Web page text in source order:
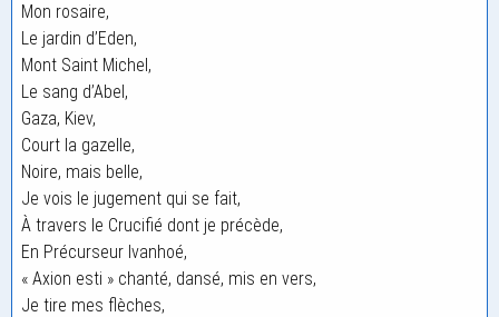
Mon rosaire,
Le jardin d’Eden,
Mont Saint Michel,
Le sang d’Abel,
Gaza, Kiev,
Court la gazelle,
Noire, mais belle,
Je vois le jugement qui se fait,
À travers le Crucifié dont je précède,
En Précurseur Ivanhoé,
« Axion esti » chanté, dansé, mis en vers,
Je tire mes flèches,